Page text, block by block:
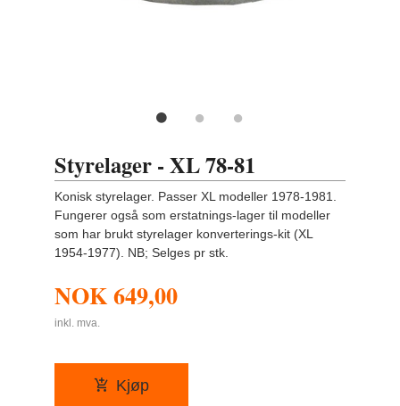
Styrelager - XL 78-81
Konisk styrelager. Passer XL modeller 1978-1981.
Fungerer også som erstatnings-lager til modeller
som har brukt styrelager konverterings-kit (XL
1954-1977). NB; Selges pr stk.
NOK649,00
inkl. mva.
Kjøp